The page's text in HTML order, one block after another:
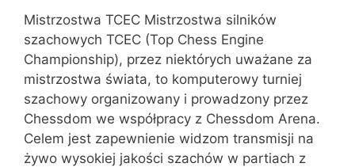
Mistrzostwa TCEC Mistrzostwa silników
szachowych TCEC (Top Chess Engine
Championship), przez niektórych uważane za
mistrzostwa świata, to komputerowy turniej
szachowy organizowany i prowadzony przez
Chessdom we współpracy z Chessdom Arena.
Celem jest zapewnienie widzom transmisji na
żywo wysokiej jakości szachów w partiach z